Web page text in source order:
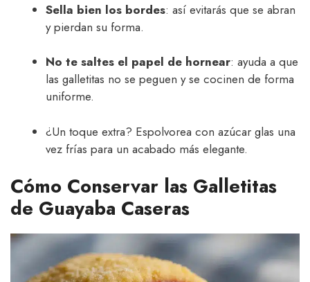
Sella bien los bordes: así evitarás que se abran
y pierdan su forma.
No te saltes el papel de hornear: ayuda a que
las galletitas no se peguen y se cocinen de forma
uniforme.
¿Un toque extra? Espolvorea con azúcar glas una
vez frías para un acabado más elegante.
Cómo Conservar las Galletitas
de Guayaba Caseras